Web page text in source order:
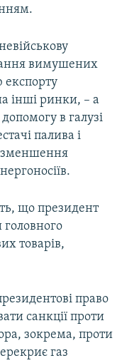
вимушених
експорту
інші ринки, – а
в галузі
палива і
зменшення
що президент
товарів,
право
санкції проти
зокрема, проти
газ